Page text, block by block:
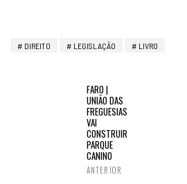
DIREITO LEGISLAÇÃO LIVRO
FARO |
UNIÃO DAS
FREGUESIAS
VAI
CONSTRUIR
PARQUE
CANINO
ANTERIOR